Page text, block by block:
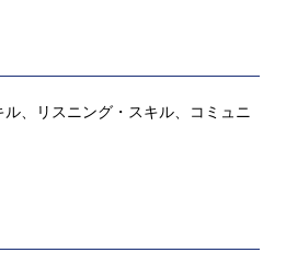
、リスニング・スキル、コミュニ